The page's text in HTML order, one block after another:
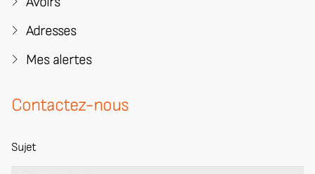
Adresses
Mes alertes
Contactez-nous
Sujet